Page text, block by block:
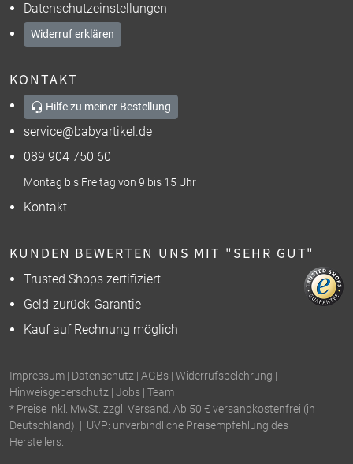
Datenschutzeinstellungen
Widerruf erklären
KONTAKT
Hilfe zu meiner Bestellung
service@babyartikel.de
089 904 750 60
Montag bis Freitag von 9 bis 15 Uhr
Kontakt
KUNDEN BEWERTEN UNS MIT "SEHR GUT"
Trusted Shops zertifiziert
Geld-zurück-Garantie
Kauf auf Rechnung möglich
Impressum | Datenschutz | AGBs | Widerrufsbelehrung |
Hinweisgeberschutz | Jobs | Team
* Preise inkl. MwSt. zzgl. Versand. Ab 50 € versandkostenfrei (in
Deutschland). | UVP: unverbindliche Preisempfehlung des
Herstellers.